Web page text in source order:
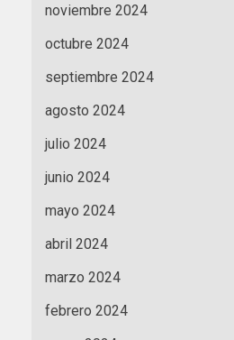
noviembre 2024
octubre 2024
septiembre 2024
agosto 2024
julio 2024
junio 2024
mayo 2024
abril 2024
marzo 2024
febrero 2024